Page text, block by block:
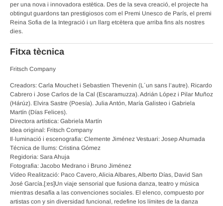
per una nova i innovadora estètica. Des de la seva creació, el projecte ha
obtingut guardons tan prestigiosos com el Premi Unesco de París, el premi
Reina Sofia de la Integració i un llarg etcètera que arriba fins als nostres
dies.
Fitxa tècnica
Fritsch Company
Creadors: Carla Mouchet i Sebastien Thevenin (L´un sans l’autre). Ricardo
Cabrero i Jose Carlos de la Cal (Escaramuzza). Adrián López i Pilar Muñoz
(Hárúz). Elvira Sastre (Poesía). Julia Antón, María Galisteo i Gabriela
Martín (Días Felices).
Directora artística: Gabriela Martín
Idea original: Fritsch Company
Il·luminació i escenografia: Clemente Jiménez Vestuari: Josep Ahumada
Técnica de llums: Cristina Gómez
Regidoria: Sara Ahuja
Fotografia: Jacobo Medrano i Bruno Jiménez
Vídeo Realització: Paco Cavero, Alicia Albares, Alberto Días, David San
José García.[:es]Un viaje sensorial que fusiona danza, teatro y música
mientras desafía a las convenciones sociales. El elenco, compuesto por
artistas con y sin diversidad funcional, redefine los límites de la danza